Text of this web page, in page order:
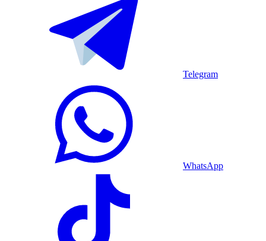
Telegram
WhatsApp